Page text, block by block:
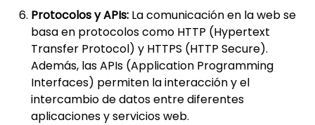
Protocolos y APIs: La comunicación en la web se
basa en protocolos como HTTP (Hypertext
Transfer Protocol) y HTTPS (HTTP Secure).
Además, las APIs (Application Programming
Interfaces) permiten la interacción y el
intercambio de datos entre diferentes
aplicaciones y servicios web.